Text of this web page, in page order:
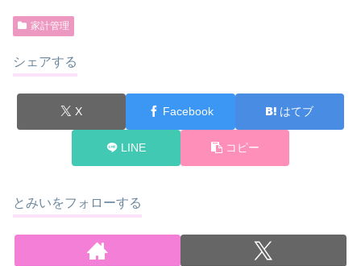
家計管理
シェアする
X Facebook はてブ
LINE コピー
とみいをフォローする